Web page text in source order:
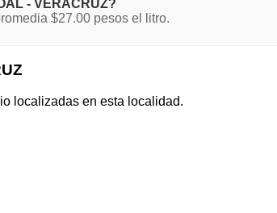
- VERACRUZ?
$27.00 pesos el litro.
localizadas en esta localidad.